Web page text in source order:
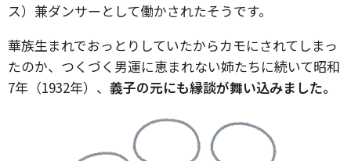
ス）兼ダンサーとして働かされたそうです。
華族生まれでおっとりしていたからカモにされてしまっ
たのか、つくづく男運に恵まれない姉たちに続いて昭和
7年（1932年）、 義子の元にも縁談が舞い込みました。